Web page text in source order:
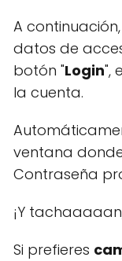
A
datos de
botón "Login",
la cuenta.
ventana
Contraseña
¡Y
Si prefieres